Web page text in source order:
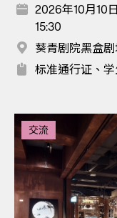
2026年10月10
15:30
葵青剧院黑盒
标准通行证、
交流